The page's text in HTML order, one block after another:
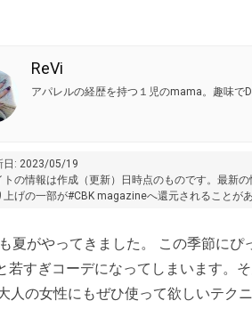
ReVi
アパレルの経歴を持つ１児のmama。趣味で
日: 2023/05/19
の情報は作成（更新）日時点のものです。最新
上げの一部が#CBK magazineへ還元されることがあ
夏がやってきました。 この季節に
若すぎコーデになってしまいます。
人の女性にもぜひ使って欲しいテク